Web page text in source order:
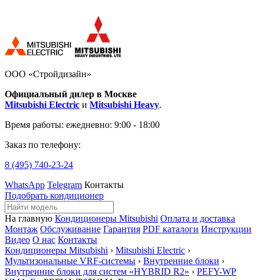
ООО «Стройдизайн»
Официальный дилер в Москве
Mitsubishi Electric и Mitsubishi Heavy.
Время работы: ежедневно: 9:00 - 18:00
Заказ по телефону:
8 (495) 740-23-24
WhatsApp Telegram Контакты
Подобрать кондиционер
На главную Кондиционеры Mitsubishi Оплата и доставка
Монтаж Обслуживание Гарантия PDF каталоги Инструкции
Видео О нас Контакты
Кондиционеры Mitsubishi › Mitsubishi Electric ›
Мультизональные VRF-системы › Внутренние блоки ›
Внутренние блоки для систем «HYBRID R2» › PEFY-WP